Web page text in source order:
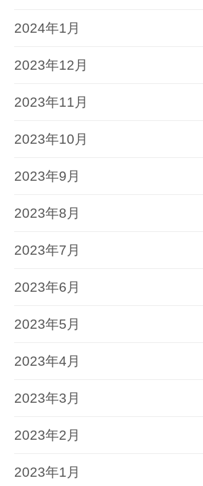
2024年1月
2023年12月
2023年11月
2023年10月
2023年9月
2023年8月
2023年7月
2023年6月
2023年5月
2023年4月
2023年3月
2023年2月
2023年1月